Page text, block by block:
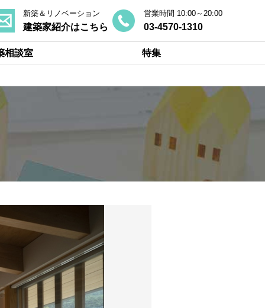
新築＆リノベーション
建築家紹介はこちら
営業時間 10:00～20:00
03-4570-1310
相談室 特集